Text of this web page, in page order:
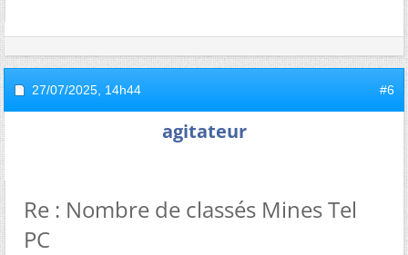
27/07/2025, 14h44 #6
agitateur
Re : Nombre de classés Mines Tel
PC